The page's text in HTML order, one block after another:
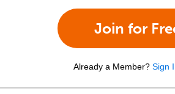
Join for
Already a Member? Sign